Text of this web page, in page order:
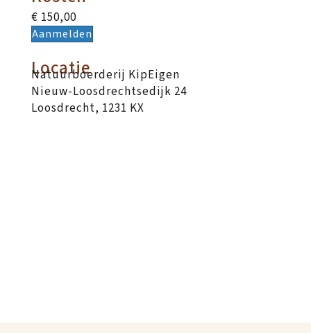
€ 150,00
Aanmelden
Locatie
Natuurboerderij KipEigen
Nieuw-Loosdrechtsedijk 24
Loosdrecht, 1231 KX